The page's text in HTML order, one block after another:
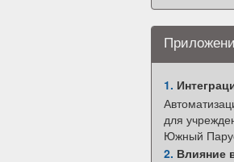
1.
для
Южный
2. Влияние